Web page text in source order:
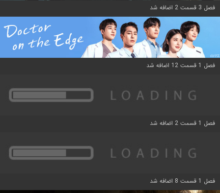
فصل 3 قسمت 2 اضافه شد
فصل 1 قسمت 12 اضافه شد
فصل 1 قسمت 2 اضافه شد
فصل 1 قسمت 8 اضافه شد